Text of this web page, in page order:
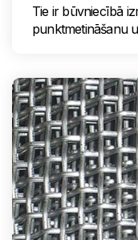
Tie ir būvniecībā
punktmetināšanu